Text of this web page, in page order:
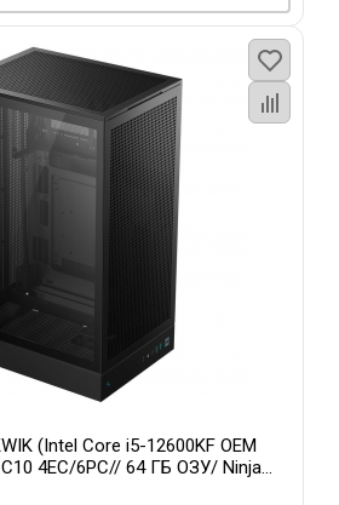
(Intel Core i5-12600KF OEM
4EC/6PC// 64 ГБ ОЗУ/ Ninja
128bit GDDR6 DVI DP HDMI 2/